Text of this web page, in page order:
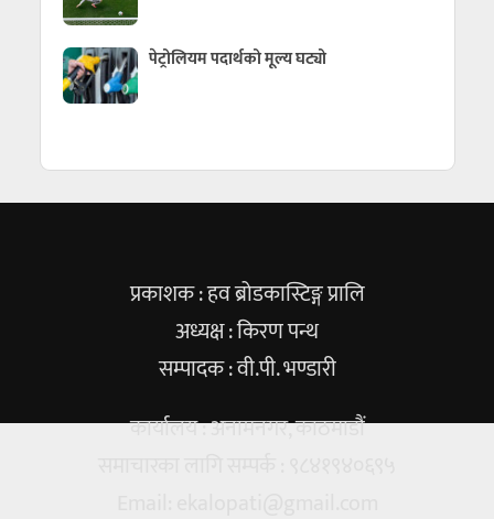
पेट्रोलियम पदार्थको मूल्य घट्यो
प्रकाशक : हव ब्रोडकास्टिङ्ग प्रालि
अध्यक्ष : किरण पन्थ
सम्पादक : वी.पी. भण्डारी
कार्यालय : अनामनगर, काठमाडौं